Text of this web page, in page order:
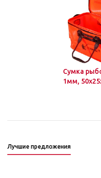
Сумка
1мм,
Лучшие предложения